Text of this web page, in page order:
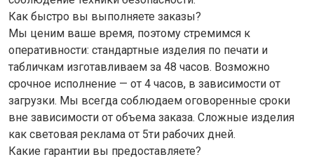
Как быстро вы выполняете заказы?
Мы ценим ваше время, поэтому стремимся к
оперативности: стандартные изделия по печати и
табличкам изготавливаем за 48 часов. Возможно
срочное исполнение — от 4 часов, в зависимости от
загрузки. Мы всегда соблюдаем оговоренные сроки
вне зависимости от объема заказа. Сложные изделия
как световая реклама от 5ти рабочих дней.
Какие гарантии вы предоставляете?